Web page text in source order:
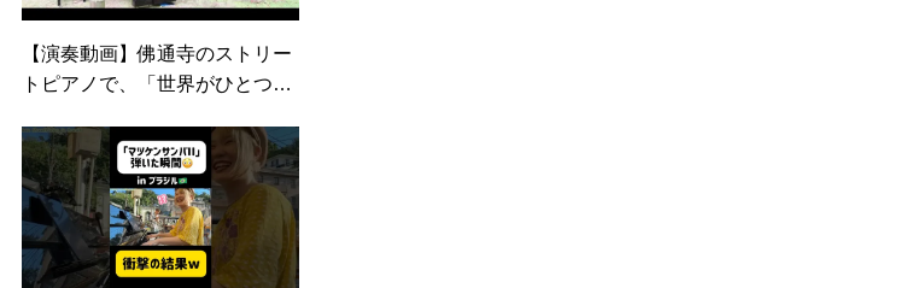
【演奏動画】佛通寺のストリー
トピアノで、「世界がひとつに
ピアノin三原